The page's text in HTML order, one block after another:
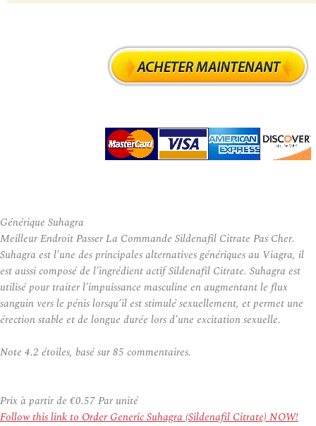
Générique Suhagra
Meilleur Endroit Passer La Commande Sildenafil Citrate Pas Cher.
Suhagra est l’une des principales alternatives génériques au Viagra, il
est aussi composé de l’ingrédient actif Sildenafil Citrate. Suhagra est
utilisé pour traiter l’impuissance masculine en augmentant le flux
sanguin vers le pénis lorsqu’il est stimulé sexuellement, et permet une
érection stable et de longue durée lors d’une excitation sexuelle.
Note 4.2 étoiles, basé sur85 commentaires.
Prix à partir de €0.57Par unité
Follow this link to Order Generic Suhagra (Sildenafil Citrate) NOW!